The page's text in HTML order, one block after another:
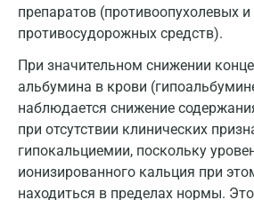
препаратов (противоопухолевых и
противосудорожных средств).
При значительном снижении
альбумина в крови
наблюдается снижение
при отсутствии клинических
гипокальциемии, поскольку
ионизированного кальция при
находиться в пределах нормы.